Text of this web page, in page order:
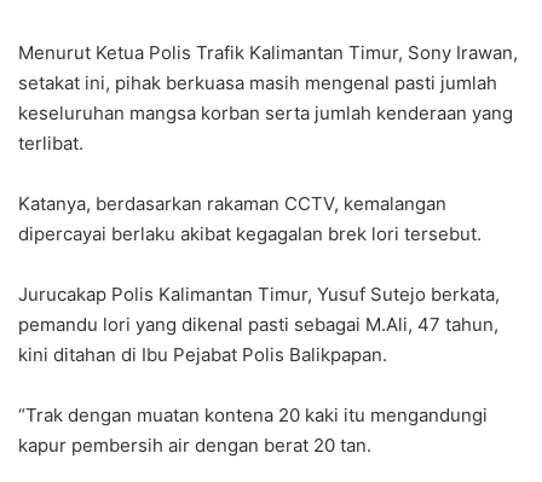
Menurut Ketua Polis Trafik Kalimantan Timur, Sony Irawan,
setakat ini, pihak berkuasa masih mengenal pasti jumlah
keseluruhan mangsa korban serta jumlah kenderaan yang
terlibat.
Katanya, berdasarkan rakaman CCTV, kemalangan
dipercayai berlaku akibat kegagalan brek lori tersebut.
Jurucakap Polis Kalimantan Timur, Yusuf Sutejo berkata,
pemandu lori yang dikenal pasti sebagai M.Ali, 47 tahun,
kini ditahan di Ibu Pejabat Polis Balikpapan.
“Trak dengan muatan kontena 20 kaki itu mengandungi
kapur pembersih air dengan berat 20 tan.